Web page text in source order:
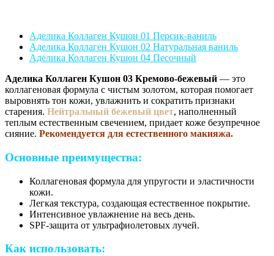
Аделика Коллаген Кушон 01 Персик-ваниль
Аделика Коллаген Кушон 02 Натуральная ваниль
Аделика Коллаген Кушон 04 Песочный
Аделика Коллаген Кушон 03 Кремово-бежевый — это
коллагеновая формула с чистым золотом, которая помогает
выровнять тон кожи, увлажнить и сократить признаки
старения. Нейтральный бежевый цвет, наполненный
теплым естественным свечением, придает коже безупречное
сияние. Рекомендуется для естественного макияжа.
Основные преимущества:
Коллагеновая формула для упругости и эластичности
кожи.
Легкая текстура, создающая естественное покрытие.
Интенсивное увлажнение на весь день.
SPF-защита от ультрафиолетовых лучей.
Как использовать: